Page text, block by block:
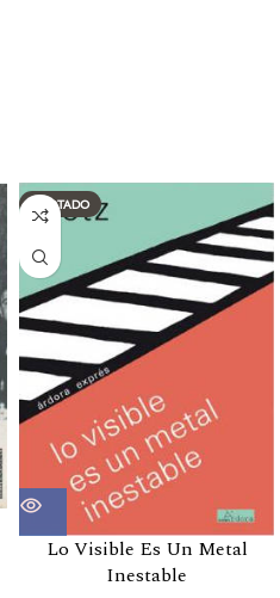
AGOTADO
Lo Visible Es Un Metal
Inestable